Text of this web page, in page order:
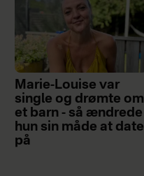
Marie-Louise var
single og drømte om
et barn - så ændrede
hun sin måde at date
på